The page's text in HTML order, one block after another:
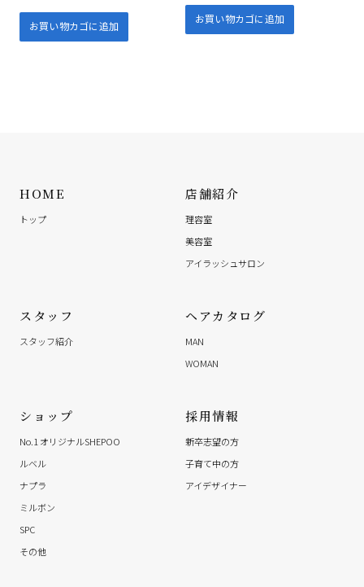
お買い物カゴに追加
お買い物カゴに追加
HOME
トップ
店舗紹介
理容室
美容室
アイラッシュサロン
スタッフ
スタッフ紹介
ヘアカタログ
MAN
WOMAN
ショップ
No.1 オリジナルSHEPOO
ルベル
ナプラ
ミルボン
SPC
その他
採用情報
新卒志望の方
子育て中の方
アイデザイナー